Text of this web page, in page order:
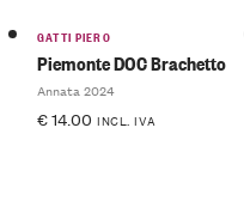
GATTI PIERO
Piemonte DOC Brachetto
Annata 2024
€14.00 INCL. IVA